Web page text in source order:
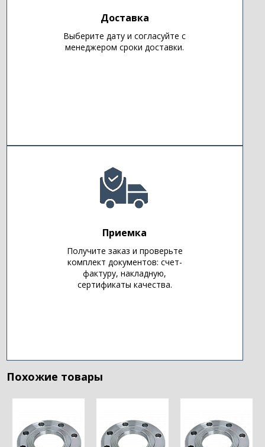
Доставка
Выберите дату и согласуйте с
менеджером сроки доставки.
Приемка
Получите заказ и проверьте
комплект документов: счет-
фактуру, накладную,
сертификаты качества.
Похожие товары